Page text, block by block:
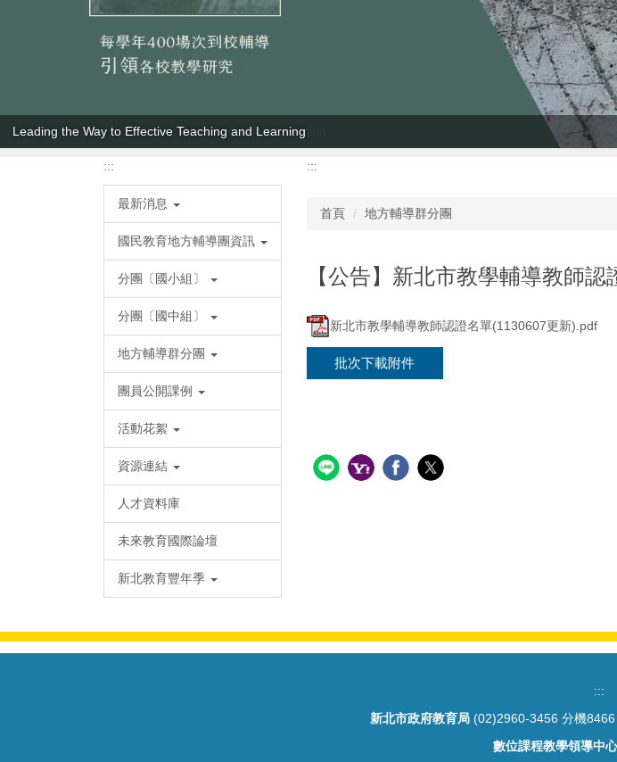
Leading the Way to Effective Teaching and Learning
:::
最新消息
國民教育地方輔導團資訊
分團〔國小組〕
分團〔國中組〕
地方輔導群分團
團員公開課例
活動花絮
資源連結
人才資料庫
未來教育國際論壇
新北教育豐年季
:::
首頁 地方輔導群分團
【公告】新北市教學輔導教師認
新北市教學輔導教師認證名單(1130607更新).pdf
批次下載附件
:::
新北市政府教育局 (02)2960-3456 分機
數位課程教學領導中心